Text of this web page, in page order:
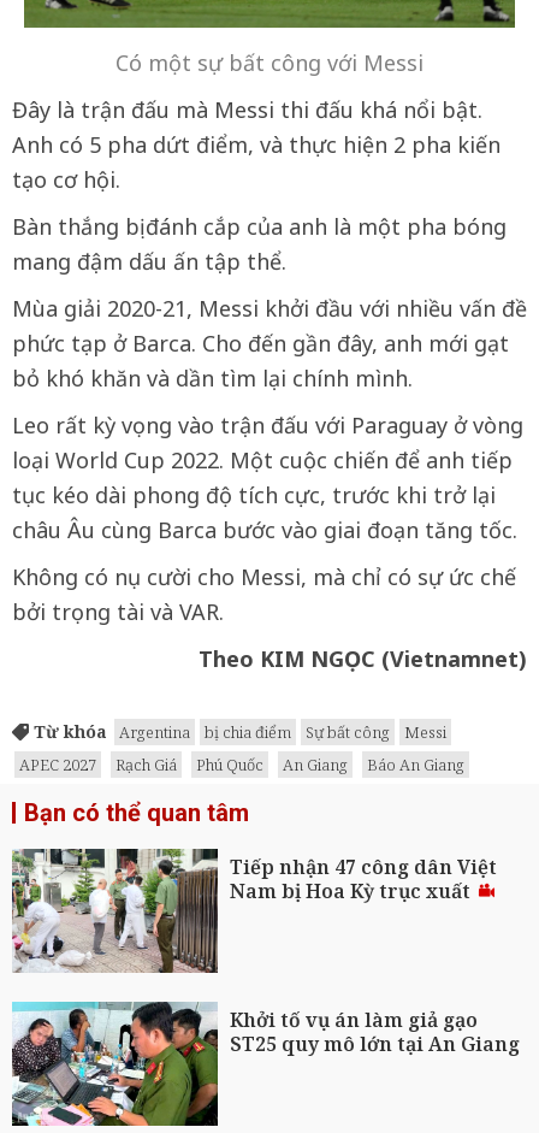
Có một sự bất công với Messi
Đây là trận đấu mà Messi thi đấu khá nổi bật.
Anh có 5 pha dứt điểm, và thực hiện 2 pha kiến
tạo cơ hội.
Bàn thắng bị đánh cắp của anh là một pha bóng
mang đậm dấu ấn tập thể.
Mùa giải 2020-21, Messi khởi đầu với nhiều vấn đề
phức tạp ở Barca. Cho đến gần đây, anh mới gạt
bỏ khó khăn và dần tìm lại chính mình.
Leo rất kỳ vọng vào trận đấu với Paraguay ở vòng
loại World Cup 2022. Một cuộc chiến để anh tiếp
tục kéo dài phong độ tích cực, trước khi trở lại
châu Âu cùng Barca bước vào giai đoạn tăng tốc.
Không có nụ cười cho Messi, mà chỉ có sự ức chế
bởi trọng tài và VAR.
Theo KIM NGỌC (Vietnamnet)
Từ khóa Argentina bị chia điểm Sự bất công
Messi
APEC 2027
Rạch Giá Phú Quốc An Giang Báo An Giang
Bạn có thể quan tâm
Tiếp nhận 47 công dân Việt
Nam bị Hoa Kỳ trục xuất
Khởi tố vụ án làm giả gạo
ST25 quy mô lớn tại An Giang